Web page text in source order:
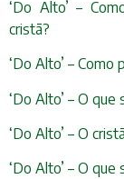
‘Do Alto’ –
cristã?
‘Do Alto’ –
‘Do Alto’ – O
‘Do Alto’ – O
‘Do Alto’ – O